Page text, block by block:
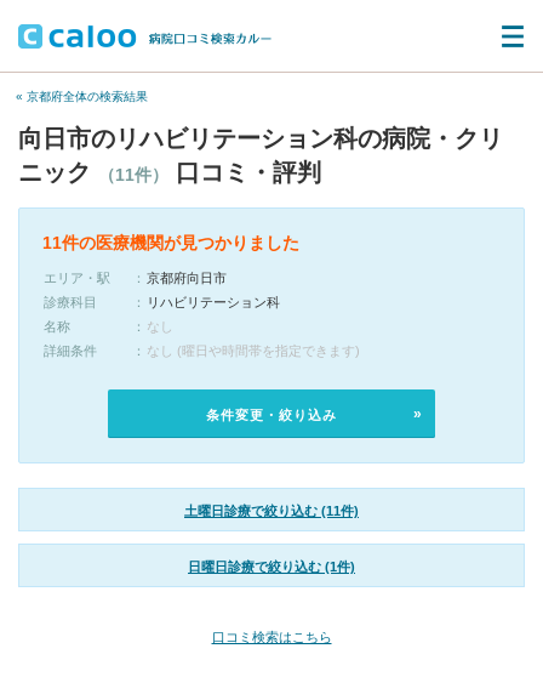
« 京都府全体の検索結果
向日市のリハビリテーション科の病院・クリ
ニック
（11件） 口コミ・評判
11件の医療機関が見つかりました
エリア・駅
京都府向日市
診療科目
リハビリテーション科
名称
なし
詳細条件
なし (曜日や時間帯を指定できます)
条件変更・絞り込み
土曜日診療で絞り込む (11件)
日曜日診療で絞り込む (1件)
口コミ検索はこちら